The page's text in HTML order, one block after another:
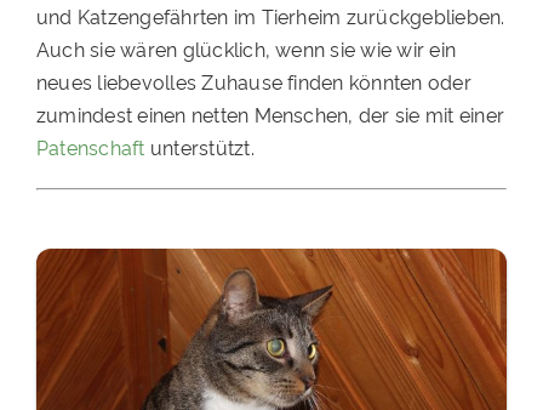
und Katzengefährten im Tierheim zurückgeblieben.
Auch sie wären glücklich, wenn sie wie wir ein
neues liebevolles Zuhause finden könnten oder
zumindest einen netten Menschen, der sie mit einer
Patenschaft unterstützt.